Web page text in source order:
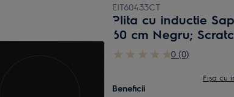
EIT60433CT
Plita cu inductie
60 cm Negru;
0 (0)
Fișa cu
Beneficii